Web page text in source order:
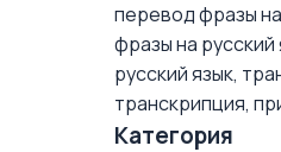
перевод фразы
фразы на
русский язык,
транскрипция,
Категория